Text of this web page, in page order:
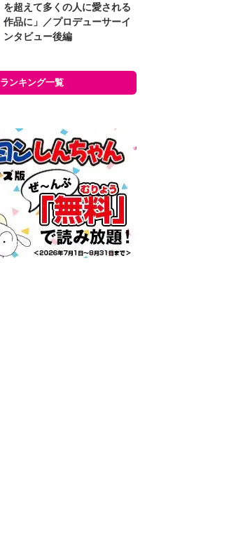
を超えて多くの人に愛される
作品に」／プロデューサーイ
ンタビュー後編
ランキング一覧